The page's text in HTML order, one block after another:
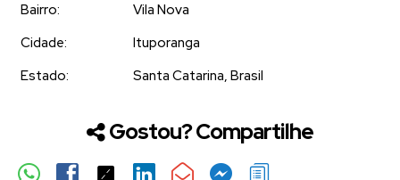
Bairro:
Vila Nova
Cidade:
Ituporanga
Estado:
Santa Catarina, Brasil
Gostou? Compartilhe